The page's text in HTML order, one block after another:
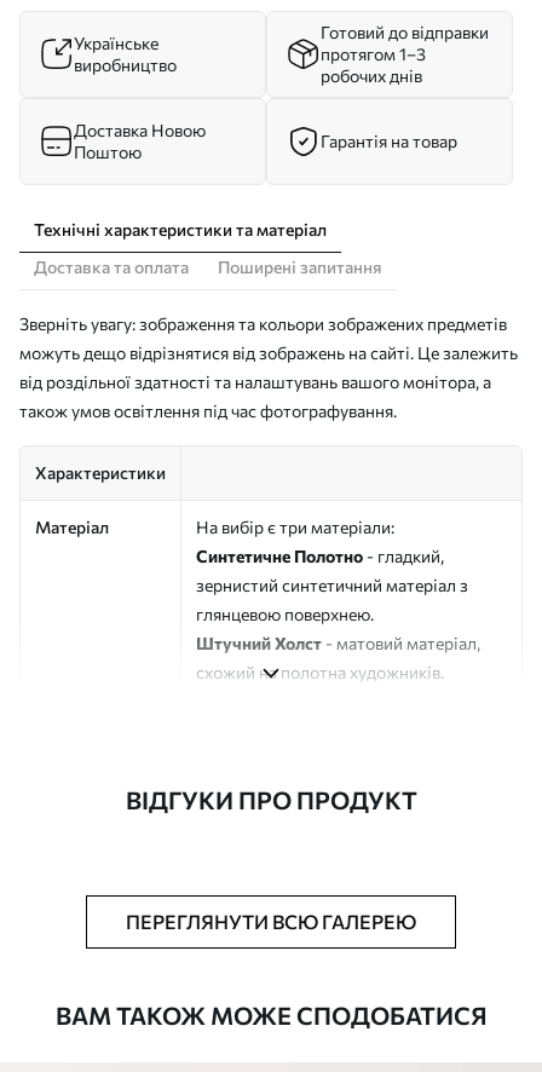
Українське
виробництво
Готовий до відправки
протягом 1–3
робочих днів
Доставка Новою
Поштою
Гарантія на товар
Технічні характеристики та матеріал
Доставка та оплата
Поширені запитання
Зверніть увагу: зображення та кольори зображених предметів
можуть дещо відрізнятися від зображень на сайті. Це залежить
від роздільної здатності та налаштувань вашого монітора, а
також умов освітлення під час фотографування.
Характеристики
Матеріал
На вибір є три матеріали:
Синтетичне Полотно - гладкий,
зернистий синтетичний матеріал з
глянцевою поверхнею.
Штучний Холст - матовий матеріал,
схожий на полотна художників.
Додатково Можна додати лакове покриття.
ВІДГУКИ ПРО ПРОДУКТ
ПЕРЕГЛЯНУТИ ВСЮ ГАЛЕРЕЮ
ВАМ ТАКОЖ МОЖЕ СПОДОБАТИСЯ